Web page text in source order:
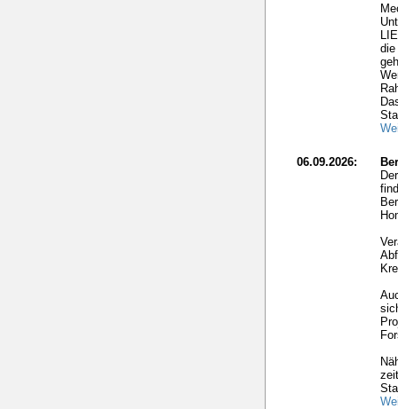
06.09.2026: